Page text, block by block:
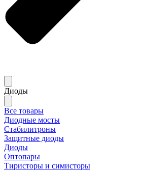
Диоды
Все товары
Диодные мосты
Стабилитроны
Защитные диоды
Диоды
Оптопары
Тиристоры и симисторы